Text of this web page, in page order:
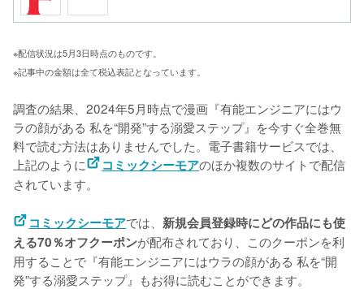
※配信状況は5月3日時点のものです。
※記事中の金額は全て税込表記となっています。
調査の結果、2024年5月時点で漫画『有能エンジニアにはウ
ラの顔がある 私を“開発”する溺愛ステップ』を今すぐ全巻無
料で読む方法はありませんでした。電子書籍サービスでは、
上記のように
コミックシーモアのほか複数のサイトで配信
されています。
コミックシーモアでは、 新規会員登録時にどの作品にも使
える70％オフクーポンが配布されており、このクーポンを利
用することで『有能エンジニアにはウラの顔がある 私を“開
発”する溺愛ステップ』もお得に読むことができます。